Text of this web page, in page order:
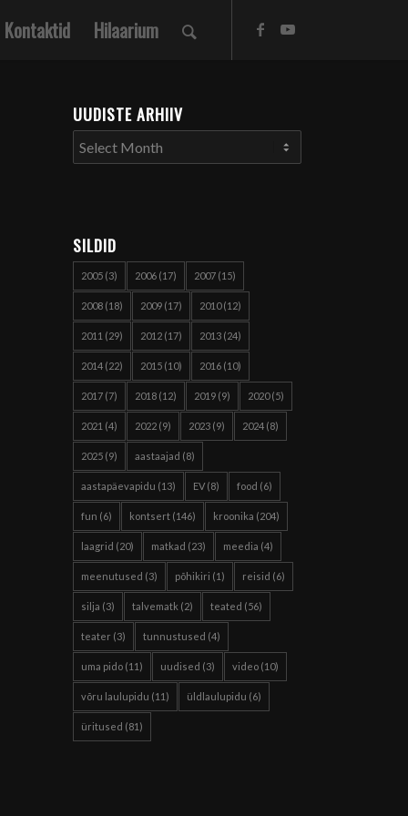
Kontaktid Hilaarium
UUDISTE ARHIIV
SILDID
2005 (3) 2006 (17) 2007 (15)
2008 (18) 2009 (17) 2010(12)
2011 (29) 2012 (17) 2013 (24)
2014 (22) 2015 (10) 2016 (10)
2017 (7) 2018 (12) 2019 (9) 2020(5)
2021 (4) 2022 (9) 2023 (9) 2024 (8)
2025 (9) aastaajad (8)
aastapäevapidu (13) EV(8) food (6)
fun (6) kontsert (146) kroonika (204)
laagrid (20) matkad (23) meedia (4)
meenutused (3) põhikiri (1) reisid (6)
silja (3) talvematk (2) teated (56)
teater (3) tunnustused (4)
uma pido (11) uudised (3) video (10)
võru laulupidu (11) üldlaulupidu (6)
üritused (81)